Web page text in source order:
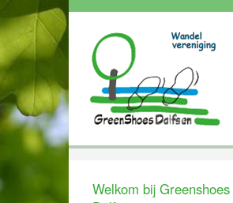
Welkom bij Greenshoes